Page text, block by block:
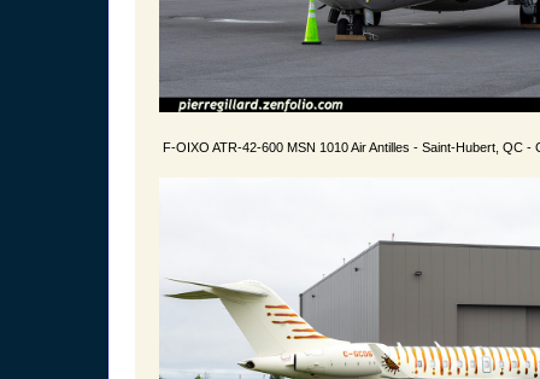
F-OIXO ATR-42-600 MSN 1010 Air Antilles - Saint-Hubert, QC -